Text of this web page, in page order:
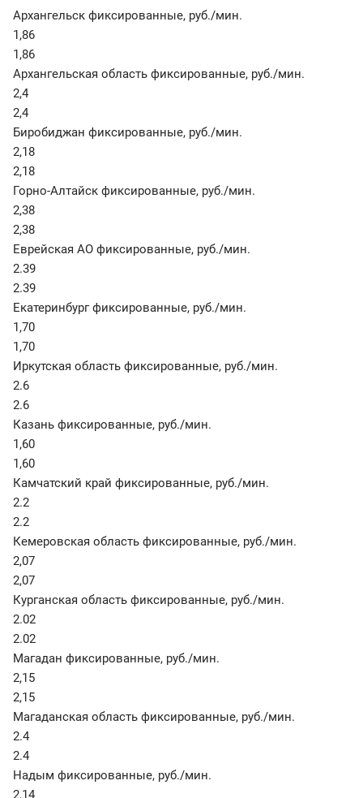
Архангельск фиксированные, руб./мин.
1,86
1,86
Архангельская область фиксированные, руб./мин.
2,4
2,4
Биробиджан фиксированные, руб./мин.
2,18
2,18
Горно-Алтайск фиксированные, руб./мин.
2,38
2,38
Еврейская АО фиксированные, руб./мин.
2.39
2.39
Екатеринбург фиксированные, руб./мин.
1,70
1,70
Иркутская область фиксированные, руб./мин.
2.6
2.6
Казань фиксированные, руб./мин.
1,60
1,60
Камчатский край фиксированные, руб./мин.
2.2
2.2
Кемеровская область фиксированные, руб./мин.
2,07
2,07
Курганская область фиксированные, руб./мин.
2.02
2.02
Магадан фиксированные, руб./мин.
2,15
2,15
Магаданская область фиксированные, руб./мин.
2.4
2.4
Надым фиксированные, руб./мин.
2,14